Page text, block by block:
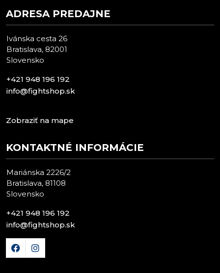
ADRESA PREDAJNE
Ivánska cesta 26
Bratislava, 82001
Slovensko
+421 948 196 192
info@fightshop.sk
Zobraziť na mape
KONTAKTNÉ INFORMÁCIE
Mariánska 2226/2
Bratislava, 81108
Slovensko
+421 948 196 192
info@fightshop.sk